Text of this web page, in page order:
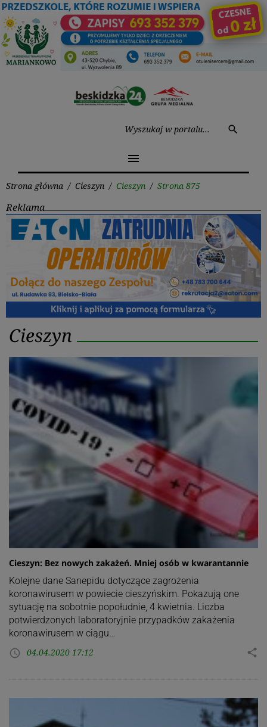
Przejdź
do
treści
search
menu
Strona główna / Cieszyn / Cieszyn / Strona 875
Reklama
Cieszyn
Cieszyn
Cieszyn: Bez nowych zakażeń. Mniej osób w kwarantannie
Kolejne dane Sanepidu dotyczące zagrożenia
koronawirusem w powiecie cieszyńskim. Pokazują one
sytuację na sobotnie popołudnie, 4 kwietnia. Liczba
potwierdzonych laboratoryjnie przypadków zakażenia
koronawirusem w ciągu…
access_time 04.04.2020 17:12 share